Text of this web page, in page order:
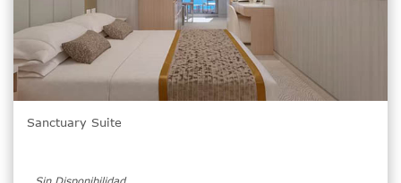
Sanctuary Suite
Sin Disponibilidad